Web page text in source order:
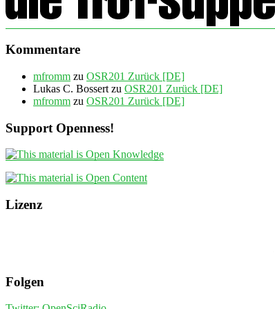
Kommentare
mfromm zu OSR201 Zurück [DE]
Lukas C. Bossert zu OSR201 Zurück [DE]
mfromm zu OSR201 Zurück [DE]
Support Openness!
Lizenz
Folgen